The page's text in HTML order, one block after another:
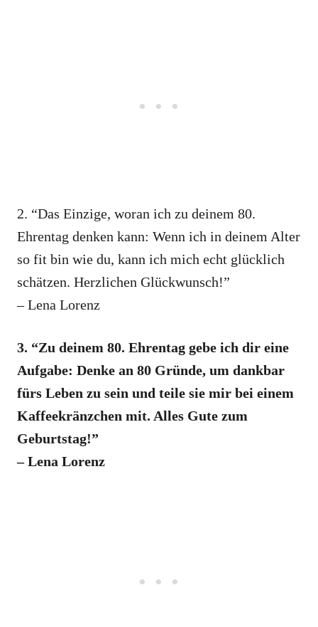
2. “Das Einzige, woran ich zu deinem 80.
Ehrentag denken kann: Wenn ich in deinem Alter
so fit bin wie du, kann ich mich echt glücklich
schätzen. Herzlichen Glückwunsch!”
– Lena Lorenz
3. “Zu deinem 80. Ehrentag gebe ich dir eine
Aufgabe: Denke an 80 Gründe, um dankbar
fürs Leben zu sein und teile sie mir bei einem
Kaffeekränzchen mit. Alles Gute zum
Geburtstag!”
– Lena Lorenz